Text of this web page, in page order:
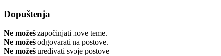
Dopuštenja
Ne možeš započinjati nove teme.
Ne možeš odgovarati na postove.
Ne možeš uređivati svoje postove.